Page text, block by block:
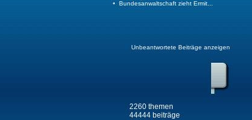
Unbeantwortete Beiträge anzeigen
2260 themen
44444 beiträge